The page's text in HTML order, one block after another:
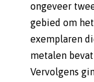
ongeveer
gebied om
exemplaren
metalen
Vervolgens